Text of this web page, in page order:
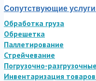
Сопутствующие
Обработка груза
Обрешетка
Паллетирование
Стрейчевание
Погрузочно-
Инвентаризация